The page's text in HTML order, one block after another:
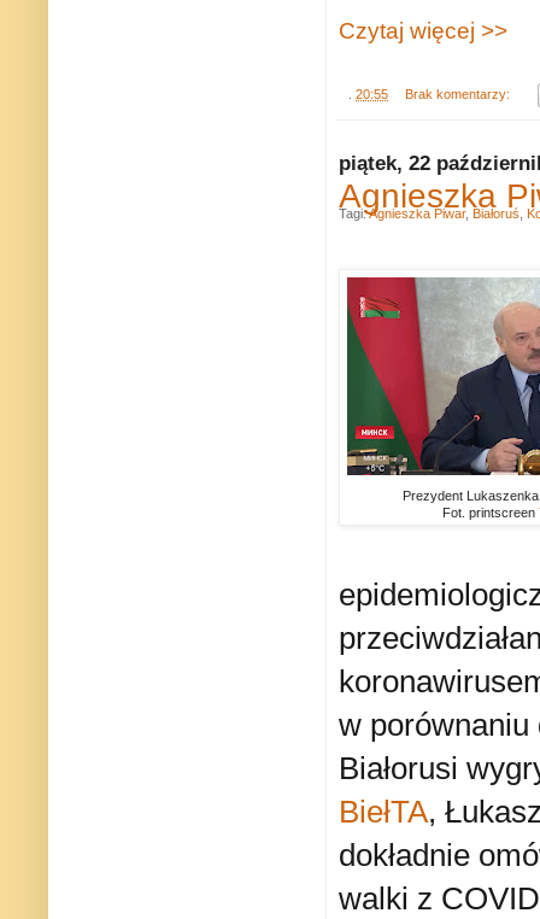
Czytaj więcej >>
20:55 Brak komentarzy:
piątek, 22
Agnieszka
Prezydent
Fot. printscreen
w porównaniu
Białorusi
BiełTA,
dokładnie
walki z
Tagi:Agnieszka Piwar, Białoruś